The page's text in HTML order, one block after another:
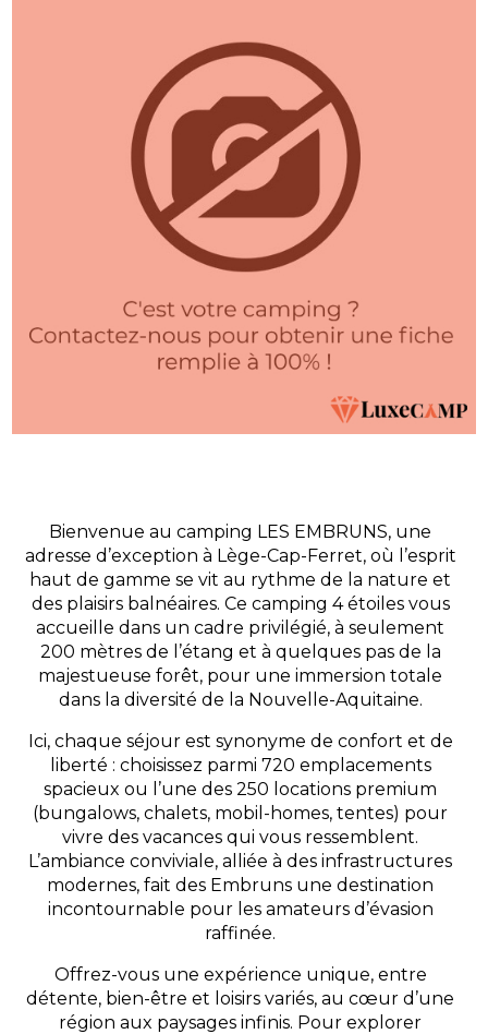
Bienvenue au camping LES EMBRUNS, une
adresse d’exception à Lège-Cap-Ferret, où l’esprit
haut de gamme se vit au rythme de la nature et
des plaisirs balnéaires. Ce camping 4 étoiles vous
accueille dans un cadre privilégié, à seulement
200 mètres de l’étang et à quelques pas de la
majestueuse forêt, pour une immersion totale
dans la diversité de la Nouvelle-Aquitaine.
Ici, chaque séjour est synonyme de confort et de
liberté : choisissez parmi 720 emplacements
spacieux ou l’une des 250 locations premium
(bungalows, chalets, mobil-homes, tentes) pour
vivre des vacances qui vous ressemblent.
L’ambiance conviviale, alliée à des infrastructures
modernes, fait des Embruns une destination
incontournable pour les amateurs d’évasion
raffinée.
Offrez-vous une expérience unique, entre
détente, bien-être et loisirs variés, au cœur d’une
région aux paysages infinis. Pour explorer